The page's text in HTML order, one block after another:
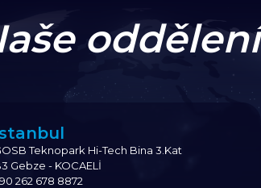
oddělení
Teknopark Hi-Tech Bina 3.Kat
Gebze - KOCAELİ
262 678 8872